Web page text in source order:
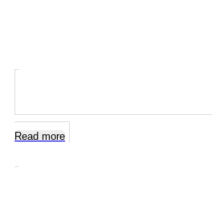
Read more